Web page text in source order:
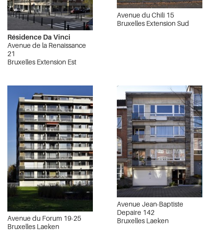
Résidence Da Vinci
Avenue de la Renaissance
21
Bruxelles Extension Est
Avenue du Chili 15
Bruxelles Extension Sud
Avenue du Forum 19-25
Bruxelles Laeken
Avenue Jean-Baptiste
Depaire 142
Bruxelles Laeken